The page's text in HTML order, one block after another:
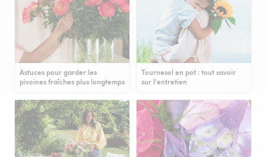
Astuces pour garder les
pivoines fraîches plus longtemps
Tournesol en pot : tout savoir
sur l'entretien